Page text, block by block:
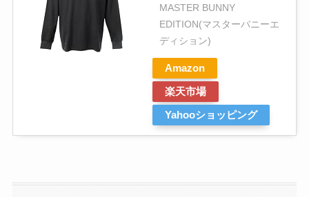
MASTER BUNNY
EDITION(マスターバニーエ
ディション)
Amazon
楽天市場
Yahooショッピング